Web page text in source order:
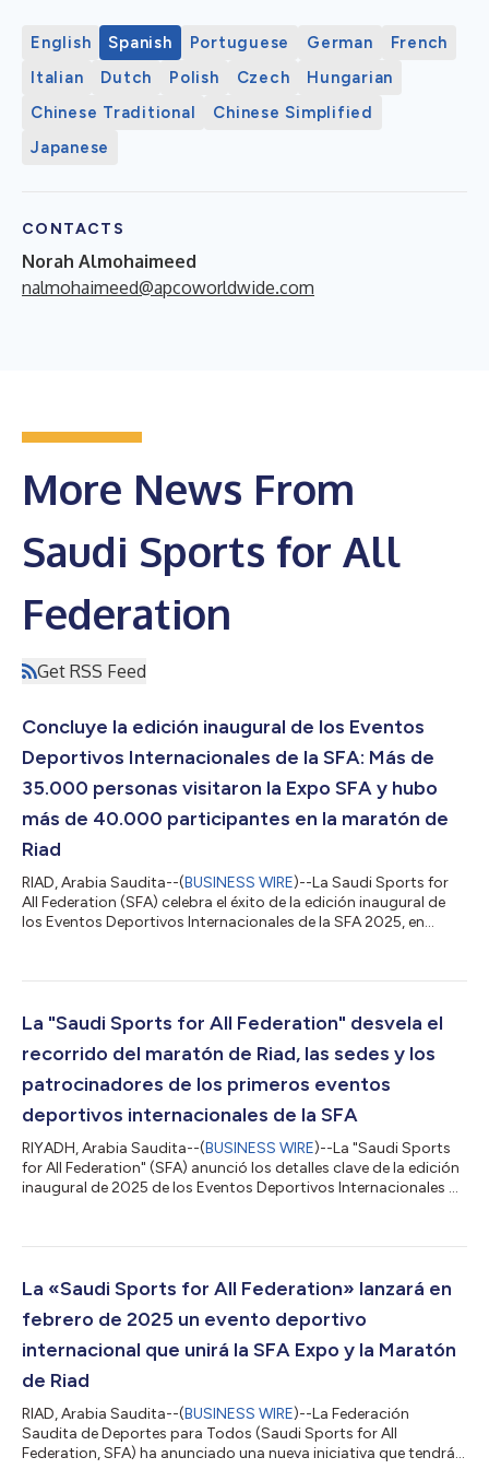
English Spanish Portuguese German
French
Italian
Dutch Polish Czech
Hungarian
Chinese Traditional
Chinese Simplified
Japanese
CONTACTS
Norah Almohaimeed
nalmohaimeed@apcoworldwide.com
More News From
Saudi Sports for All
Federation
Get RSS Feed
Concluye la edición inaugural de los Eventos
Deportivos Internacionales de la SFA: Más de
35.000 personas visitaron la Expo SFA y hubo
más de 40.000 participantes en la maratón de
Riad
RIAD, Arabia Saudita--(BUSINESS WIRE)--La Saudi Sports for
All Federation (SFA) celebra el éxito de la edición inaugural de
los Eventos Deportivos Internacionales de la SFA 2025, en
distrito JAX, mientras que la maratón de Riad tuvo lugar el 8 de
zonas deportivas interactivas, clases de fitnes, exposiciones de
La "Saudi Sports for All Federation" desvela el
recorrido del maratón de Riad, las sedes y los
patrocinadores de los primeros eventos
deportivos internacionales de la SFA
RIYADH, Arabia Saudita--(BUSINESS WIRE)--La "Saudi Sports
for All Federation" (SFA) anunció los detalles clave de la edición
inaugural de 2025 de los Eventos Deportivos Internacionales de
JAX de Riad, mientras que el Maratón de Riad se celebrará el
centro de recogida de dorsales del maratón y contará con
La «Saudi Sports for All Federation» lanzará en
febrero de 2025 un evento deportivo
internacional que unirá la SFA Expo y la Maratón
de Riad
RIAD, Arabia Saudita--(BUSINESS WIRE)--La Federación
Saudita de Deportes para Todos (Saudi Sports for All
Federation, SFA) ha anunciado una nueva iniciativa que tendrá